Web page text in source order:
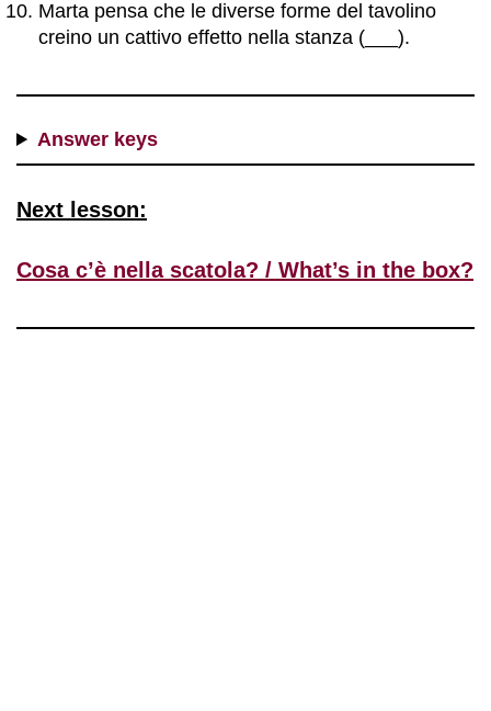
Marta pensa che le diverse forme del tavolino
creino un cattivo effetto nella stanza (___).
Answer keys
Next lesson:
Cosa c’è nella scatola? / What’s in the box?